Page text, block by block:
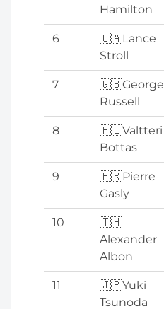
Hamilton
6
🇨🇦Lance
Stroll
7
🇬🇧George
Russell
8
🇫🇮Valtteri
Bottas
9
🇫🇷Pierre
Gasly
10
🇹🇭
Alexander
Albon
11
🇯🇵Yuki
Tsunoda